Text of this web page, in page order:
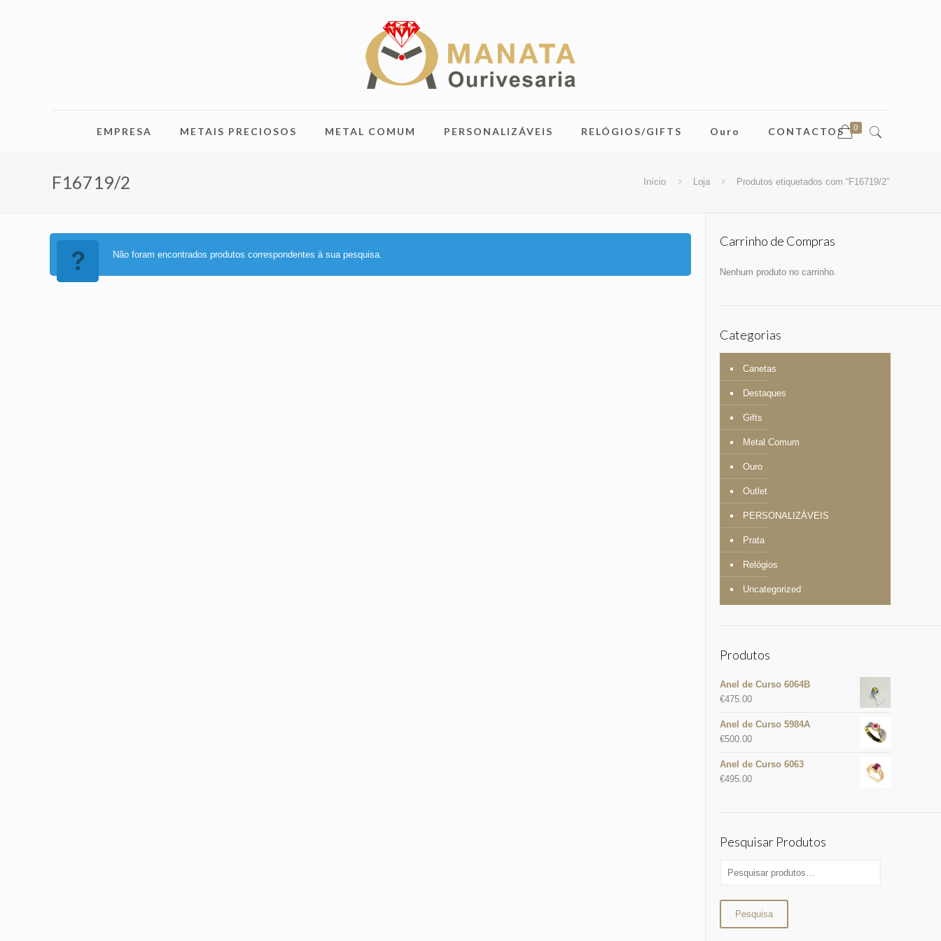
EMPRESA METAIS PRECIOSOS METAL COMUM PERSONALIZÁVEIS RELÓGIOS/GIFTS Ouro CONTACTOS 0
F16719/2 Início Loja Produtos etiquetados com “F16719/2”
Não foram encontrados produtos correspondentes à sua pesquisa.
Carrinho de Compras
Nenhum produto no carrinho.
Categorias
Canetas
Destaques
Gifts
Metal Comum
Ouro
Outlet
PERSONALIZÁVEIS
Prata
Relógios
Uncategorized
Produtos
Anel de Curso 6064B
€475.00
Anel de Curso 5984A
€500.00
Anel de Curso 6063
€495.00
Pesquisar Produtos
Pesquisa